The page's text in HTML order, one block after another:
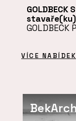
VÍCE NABÍDEK